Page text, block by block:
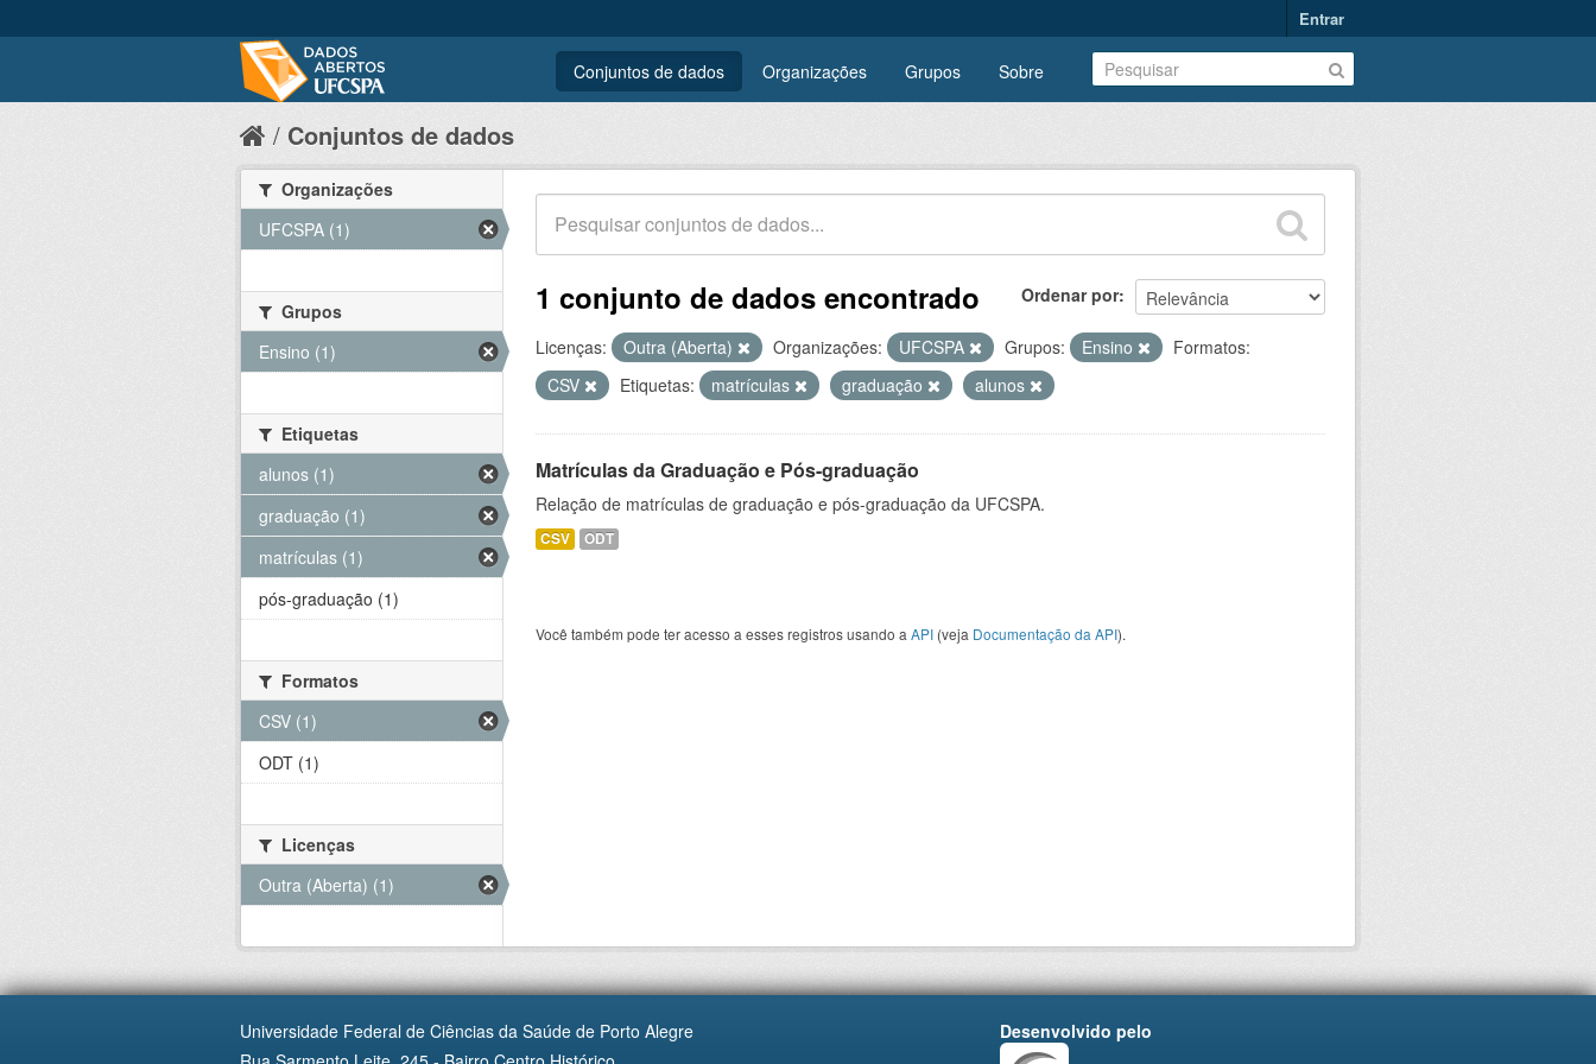
Entrar
Conjuntos de dados Organizações Grupos Sobre
Conjuntos de dados
Ordenar por
1 conjunto de dados encontrado
Licenças: Outra (Aberta) Organizações: UFCSPA Grupos: Ensino
Formatos:
CSV
Etiquetas: matrículas graduação alunos
Matrículas da Graduação e Pós-graduação
Relação de matrículas de graduação e pós-graduação da UFCSPA.
CSV ODT
Você também pode ter acesso a esses registros usando a API (veja Documentação da API).
Organizações
UFCSPA (1)
Grupos
Ensino (1)
Etiquetas
alunos (1)
graduação (1)
matrículas (1)
pós-graduação (1)
Formatos
CSV (1)
ODT (1)
Licenças
Outra (Aberta) (1)
Universidade Federal de Ciências da Saúde de Porto Alegre
Desenvolvido pelo